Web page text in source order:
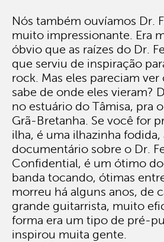
Nós também ouvíamos Dr.
muito impressionante. Era
óbvio que as raízes do Dr.
que serviu de inspiração
rock. Mas eles pareciam
sabe de onde eles vieram?
no estuário do Tâmisa, pra
Grã-Bretanha. Se você for
ilha, é uma ilhazinha fodida,
documentário sobre o Dr.
Confidential, é um ótimo
banda tocando, ótimas
morreu há alguns anos, de
grande guitarrista, muito
forma era um tipo de pré-
inspirou muita gente.